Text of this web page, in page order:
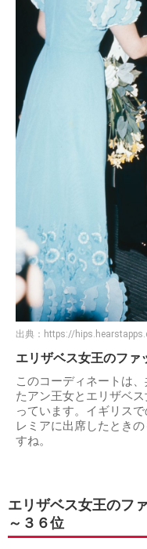
出典： https://
エリザベス女王のファ
このコーディネートは
たアン王女とエリザベ
っています。イギリス
レミアに出席したとき
すね。
エリザベス女王のフ
～３６位